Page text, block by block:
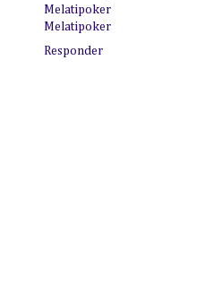
Melatipoker
Melatipoker
Responder